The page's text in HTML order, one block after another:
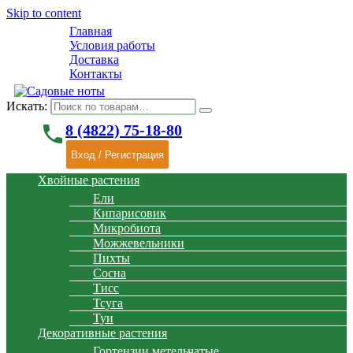
Skip to content
Главная
Условия работы
Доставка
Контакты
Искать:
phone8 (4822) 75-18-80
Вход / Регистрация
Хвойные растения
Ели
Кипарисовик
Микробиота
Можжевельники
Пихты
Сосна
Тисс
Тсуга
Туи
Декоративные растения